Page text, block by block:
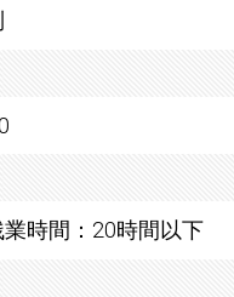
業時間：20時間以下